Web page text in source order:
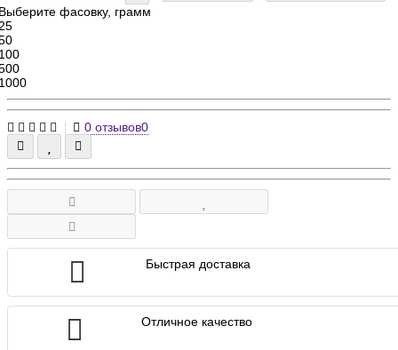
фасовку, грамм
0 отзывов0
Быстрая доставка
Отличное качество